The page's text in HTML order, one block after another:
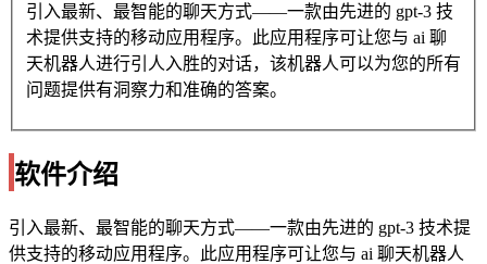
引入最新、最智能的聊天方式——一款由先进的 gpt-3 技
术提供支持的移动应用程序。此应用程序可让您与 ai 聊
天机器人进行引人入胜的对话，该机器人可以为您的所有
问题提供有洞察力和准确的答案。
软件介绍
引入最新、最智能的聊天方式——一款由先进的 gpt-3 技术提
供支持的移动应用程序。此应用程序可让您与 ai 聊天机器人